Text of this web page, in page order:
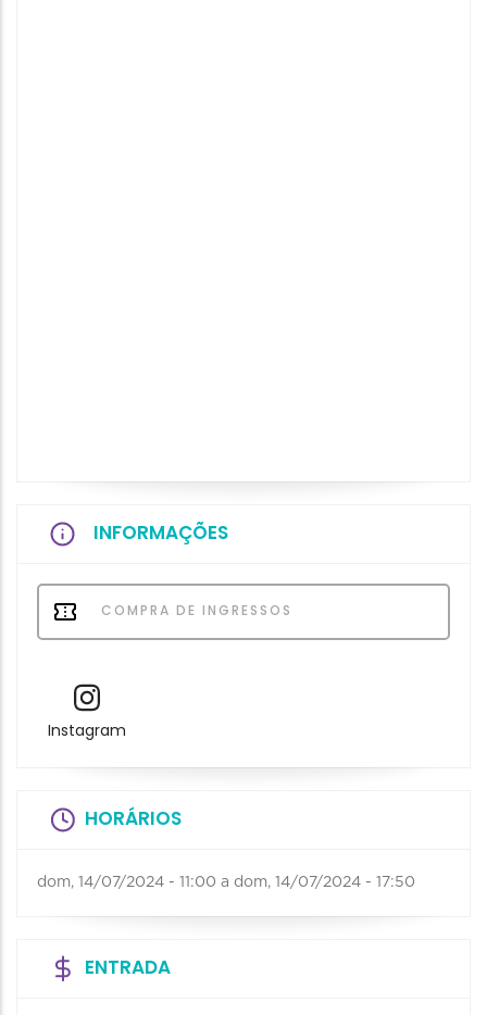
INFORMAÇÕES
COMPRA DE INGRESSOS
Instagram
HORÁRIOS
dom, 14/07/2024 - 11:00 a dom, 14/07/2024 - 17:50
ENTRADA